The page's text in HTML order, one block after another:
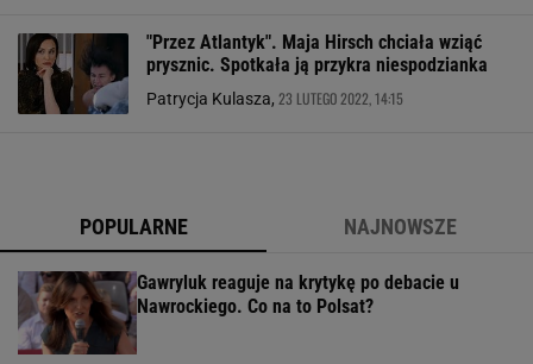
"Przez Atlantyk". Maja Hirsch chciała wziąć
prysznic. Spotkała ją przykra niespodzianka
Patrycja Kulasza, 23 LUTEGO 2022, 14:15
POPULARNE NAJNOWSZE
Gawryluk reaguje na krytykę po debacie u
Nawrockiego. Co na to Polsat?